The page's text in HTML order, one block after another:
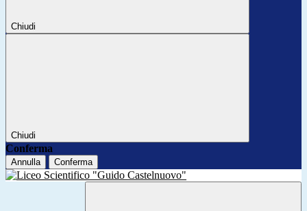
Chiudi
Chiudi
Conferma
Annulla Conferma